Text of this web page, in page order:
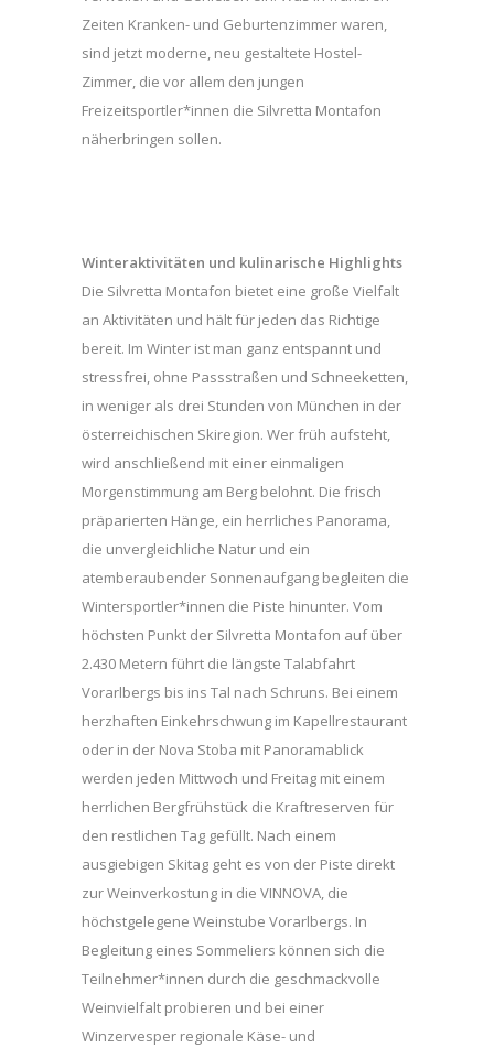
Zeiten Kranken- und Geburtenzimmer waren,
sind jetzt moderne, neu gestaltete Hostel-
Zimmer, die vor allem den jungen
Freizeitsportler*innen die Silvretta Montafon
näherbringen sollen.
Winteraktivitäten und kulinarische Highlights
Die Silvretta Montafon bietet eine große Vielfalt
an Aktivitäten und hält für jeden das Richtige
bereit. Im Winter ist man ganz entspannt und
stressfrei, ohne Passstraßen und Schneeketten,
in weniger als drei Stunden von München in der
österreichischen Skiregion. Wer früh aufsteht,
wird anschließend mit einer einmaligen
Morgenstimmung am Berg belohnt. Die frisch
präparierten Hänge, ein herrliches Panorama,
die unvergleichliche Natur und ein
atemberaubender Sonnenaufgang begleiten die
Wintersportler*innen die Piste hinunter. Vom
höchsten Punkt der Silvretta Montafon auf über
2.430 Metern führt die längste Talabfahrt
Vorarlbergs bis ins Tal nach Schruns. Bei einem
herzhaften Einkehrschwung im Kapellrestaurant
oder in der Nova Stoba mit Panoramablick
werden jeden Mittwoch und Freitag mit einem
herrlichen Bergfrühstück die Kraftreserven für
den restlichen Tag gefüllt. Nach einem
ausgiebigen Skitag geht es von der Piste direkt
zur Weinverkostung in die VINNOVA, die
höchstgelegene Weinstube Vorarlbergs. In
Begleitung eines Sommeliers können sich die
Teilnehmer*innen durch die geschmackvolle
Weinvielfalt probieren und bei einer
Winzervesper regionale Käse- und